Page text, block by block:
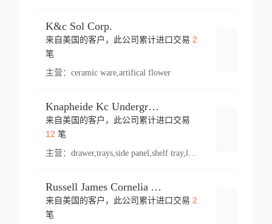
K&c Sol Corp.
来自美国的客户，此公司累计进口交易 2
笔
主营： ceramic ware,artifical flower
Knapheide Kc Underground
来自美国的客户，此公司累计进口交易
12 笔
主营：
Russell James Cornelia Arlington Va
来自美国的客户，此公司累计进口交易 2
笔